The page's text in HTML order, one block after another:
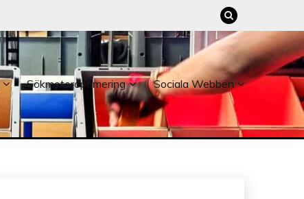
Sökmotoroptimering Sociala Webben